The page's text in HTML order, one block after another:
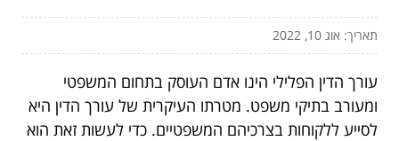
תאריך: אוג 10, 2022
עורך הדין הפלילי הינו אדם העוסק בתחום המשפטי
ומעורב בתיקי משפט. מטרתו העיקרית של עורך הדין היא
לסייע ללקוחות בצרכיהם המשפטיים. כדי לעשות זאת הוא